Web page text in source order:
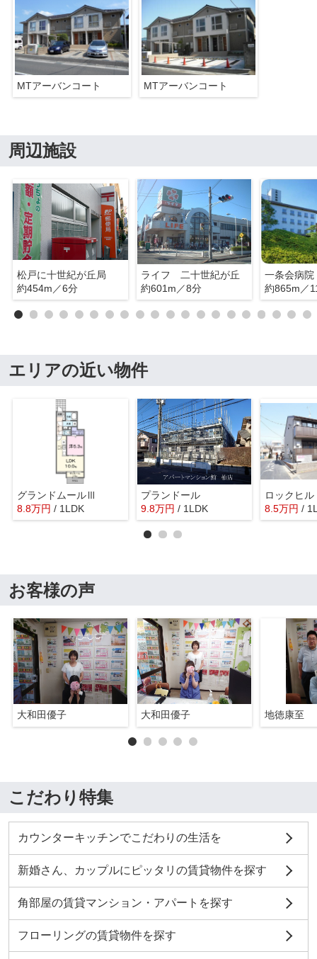
MTアーバンコート MTアーバンコート
周辺施設
松戸に十世紀が丘局
約454m／6分
ライフ 二十世紀が丘
約601m／8分
一条会病院
約865m／
エリアの近い物件
グランドムールⅢ
8.8万円 / 1LDK
プランドール
9.8万円 / 1LDK
ロックヒル
8.5万円 /
お客様の声
大和田優子 大和田優子 地徳康至
こだわり特集
カウンターキッチンでこだわりの生活を
新婚さん、カップルにピッタリの賃貸物件を探す
角部屋の賃貸マンション・アパートを探す
フローリングの賃貸物件を探す